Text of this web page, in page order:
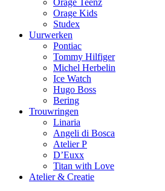
Orage Kids
Studex
Uurwerken
Pontiac
Tommy Hilfiger
Michel Herbelin
Ice Watch
Hugo Boss
Bering
Trouwringen
Linaria
Angeli di Bosca
Atelier P
D’Euxx
Titan with Love
Atelier & Creatie